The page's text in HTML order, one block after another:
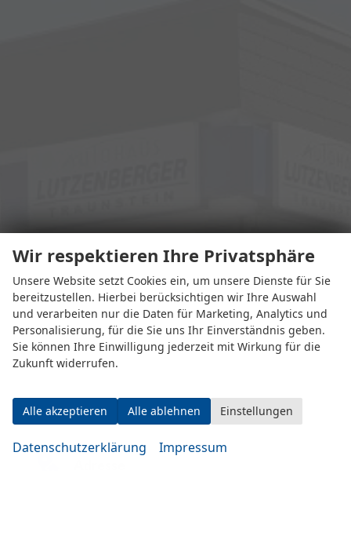
Wir respektieren Ihre Privatsphäre
Unsere Website setzt Cookies ein, um unsere Dienste für Sie
bereitzustellen. Hierbei berücksichtigen wir Ihre Auswahl
und verarbeiten nur die Daten für Marketing, Analytics und
Personalisierung, für die Sie uns Ihr Einverständnis geben.
Sie können Ihre Einwilligung jederzeit mit Wirkung für die
Zukunft widerrufen.
Alle akzeptieren Alle ablehnen Einstellungen
Datenschutzerklärung Impressum